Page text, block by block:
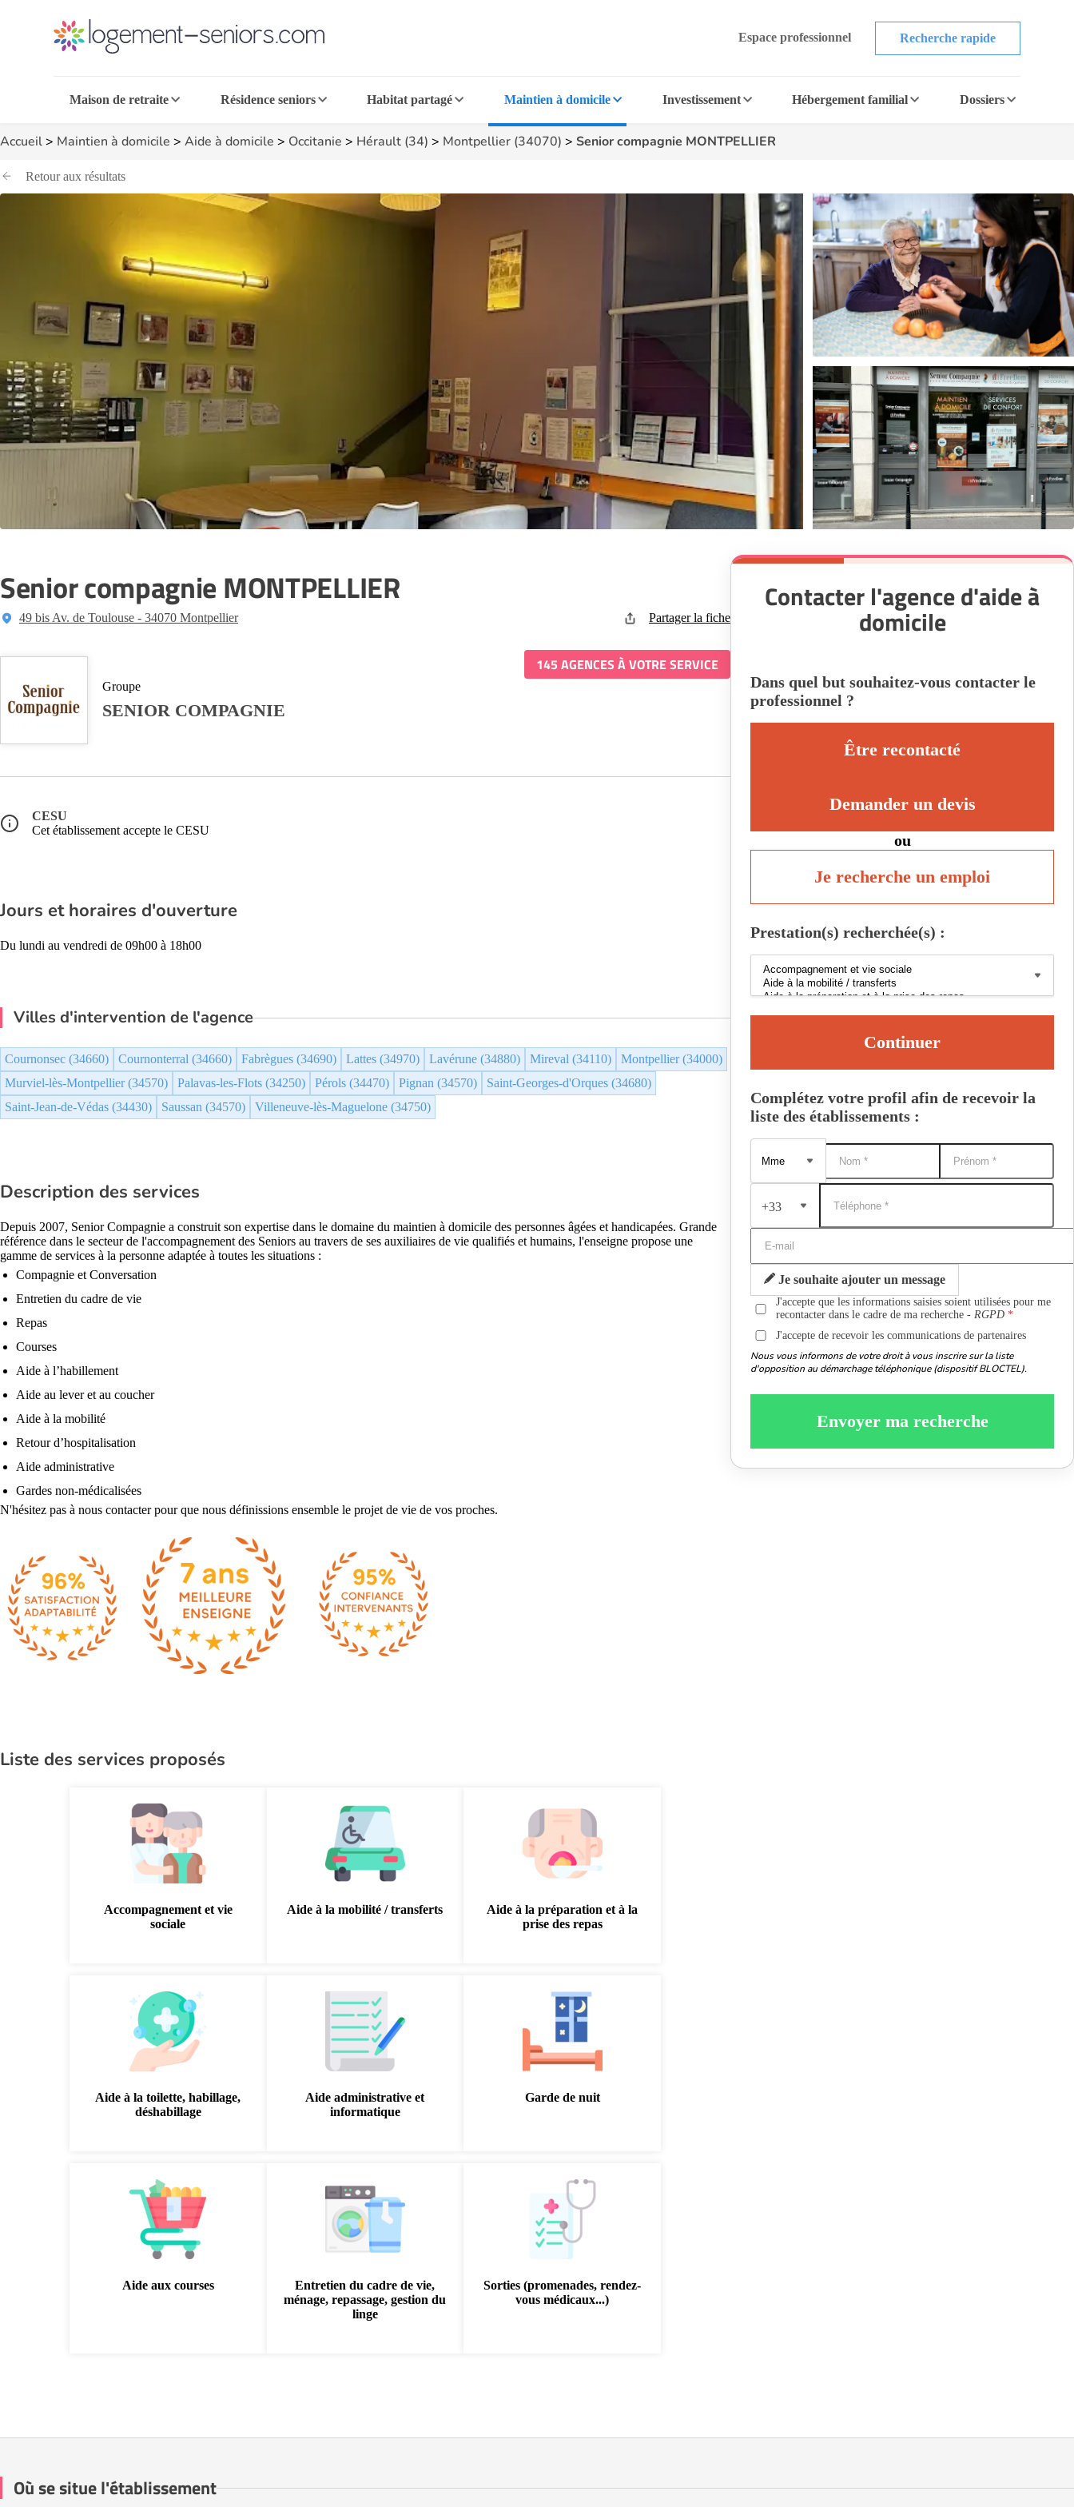
Espace professionnel Recherche rapide
Maison de retraite Résidence seniors Habitat partagé Maintien à domicile Investissement Hébergement familial Dossiers
Accueil> Maintien à domicile > Aide à domicile > Occitanie > Hérault (34) > Montpellier (34070) > Senior compagnie MONTPELLIER
Retour aux résultats
Senior compagnie MONTPELLIER
49 bis Av. de Toulouse - 34070 Montpellier Partager la fiche
Groupe
SENIOR COMPAGNIE
145 AGENCES À VOTRE SERVICE
CESU
Cet établissement accepte le CESU
Jours et horaires d'ouverture
Du lundi au vendredi de 09h00 à 18h00
Villes d'intervention de l'agence
Cournonsec (34660) Cournonterral (34660) Fabrègues (34690) Lattes (34970) Lavérune (34880) Mireval (34110)
Montpellier (34000)
Murviel-lès-Montpellier (34570)
Palavas-les-Flots (34250) Pérols (34470) Pignan (34570)
Saint-Georges-d'Orques (34680)
Saint-Jean-de-Védas (34430)
Saussan (34570) Villeneuve-lès-Maguelone (34750)
Description des services
Depuis 2007, Senior Compagnie a construit son expertise dans le domaine du maintien à domicile des personnes âgées et handicapées. Grande
référence dans le secteur de l'accompagnement des Seniors au travers de ses auxiliaires de vie qualifiés et humains, l'enseigne propose une
gamme de services à la personne adaptée à toutes les situations :
Compagnie et Conversation
Entretien du cadre de vie
Repas
Courses
Aide à l’habillement
Aide au lever et au coucher
Aide à la mobilité
Retour d’hospitalisation
Aide administrative
Gardes non-médicalisées
N'hésitez pas à nous contacter pour que nous définissions ensemble le projet de vie de vos proches.
Liste des services proposés
Accompagnement et vie
sociale
Aide à la mobilité / transferts
Aide à la préparation et à la
prise des repas
Aide à la toilette, habillage,
déshabillage
Aide administrative et
informatique
Garde de nuit
Aide aux courses
Entretien du cadre de vie,
ménage, repassage, gestion du
linge
Sorties (promenades, rendez-
vous médicaux...)
Contacter l'agence d'aide à
domicile
Dans quel but souhaitez-vous contacter le
professionnel ?
Être recontacté
Demander un devis
ou
Je recherche un emploi
Prestation(s) recherchée(s) :
Continuer
Complétez votre profil afin de recevoir la
liste des établissements :
+33
Je souhaite ajouter un message
J'accepte que les informations saisies soient utilisées pour me
recontacter dans le cadre de ma recherche -RGPD
J'accepte de recevoir les communications de partenaires
Nous vous informons de votre droit à vous inscrire sur la liste
d'opposition au démarchage téléphonique (dispositif BLOCTEL).
Envoyer ma recherche
Où se situe l'établissement